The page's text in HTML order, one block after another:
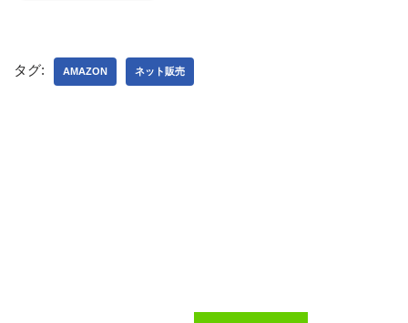
タグ: AMAZON ネット販売